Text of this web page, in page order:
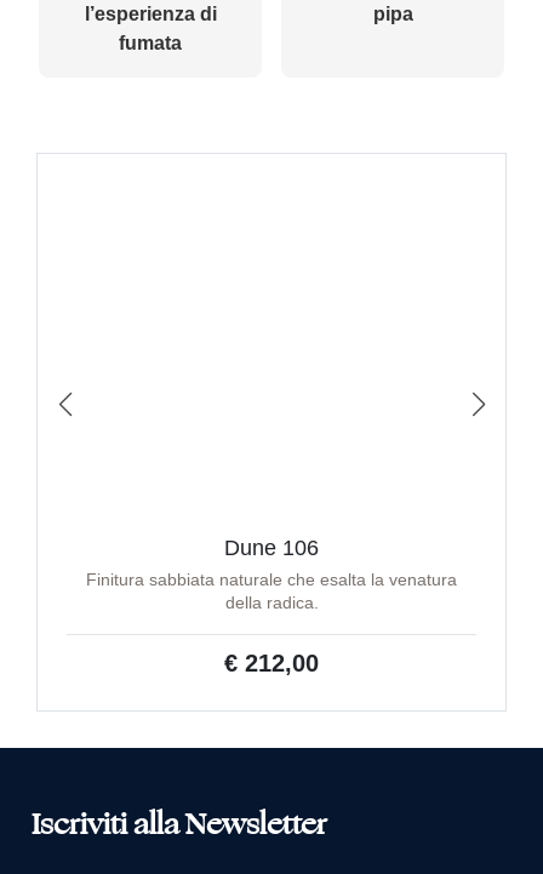
l’esperienza di
fumata
pipa
Dune 106
Finitura sabbiata naturale che esalta la venatura
della radica.
€ 212,00
Iscriviti alla Newsletter